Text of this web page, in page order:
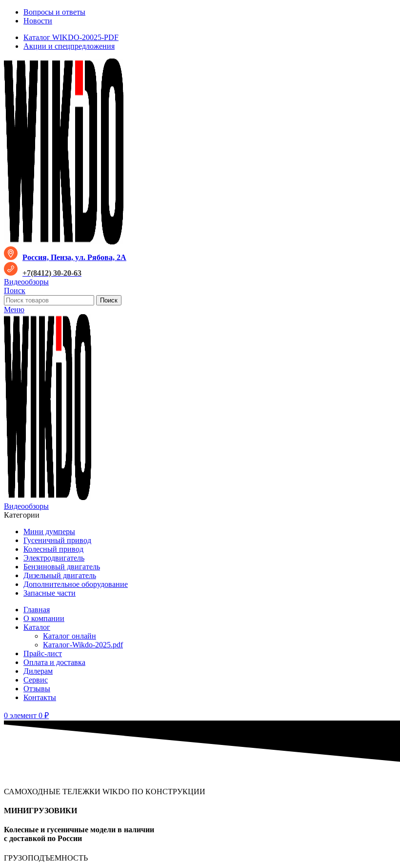
Вопросы и ответы
Новости
Каталог WIKDO-20025-PDF
Акции и спецпредложения
Россия, Пенза, ул. Рябова, 2А
+7(8412) 30-20-63
Видеообзоры
Поиск
Поиск
Меню
Видеообзоры
Категории
Мини думперы
Гусеничный привод
Колесный привод
Электродвигатель
Бензиновый двигатель
Дизельный двигатель
Дополнительное оборудование
Запасные части
Главная
О компании
Каталог
Каталог онлайн
Каталог-Wikdo-2025.pdf
Прайс-лист
Оплата и доставка
Дилерам
Сервис
Отзывы
Контакты
0 элемент 0 ₽
САМОХОДНЫЕ ТЕЛЕЖКИ WIKDO ПО КОНСТРУКЦИИ
МИНИГРУЗОВИКИ
Колесные и гусеничные модели в наличии
с доставкой по России
ГРУЗОПОДЪЕМНОСТЬ